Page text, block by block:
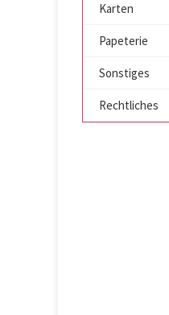
Karten
Papeterie
Sonstiges
Rechtliches